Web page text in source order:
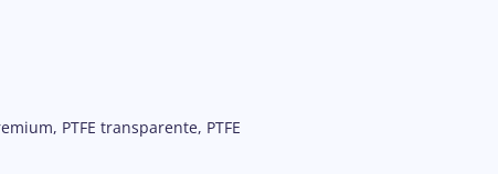
PTFE transparente, PTFE